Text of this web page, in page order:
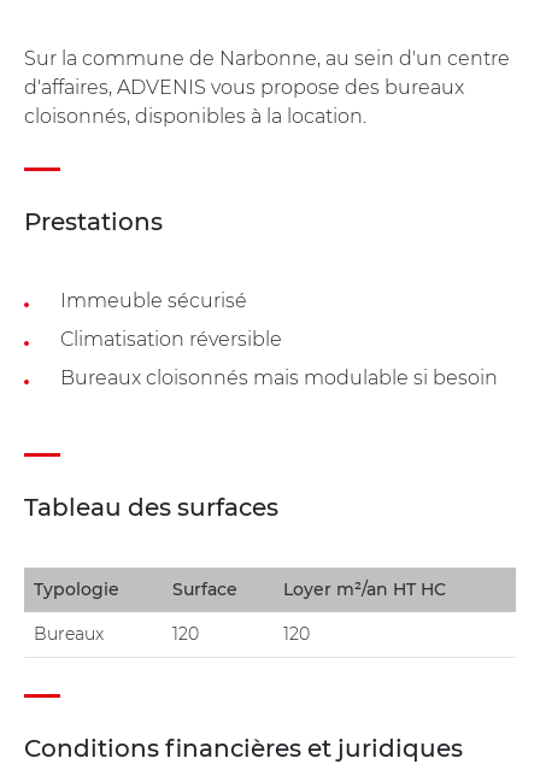
Sur la commune de Narbonne, au sein d'un centre
d'affaires, ADVENIS vous propose des bureaux
cloisonnés, disponibles à la location.
Prestations
Immeuble sécurisé
Climatisation réversible
Bureaux cloisonnés mais modulable si besoin
Tableau des surfaces
Typologie Surface Loyer m²/an HT HC
Bureaux 120 120
Conditions financières et juridiques